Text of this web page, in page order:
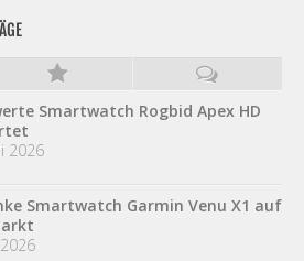
Smartwatch Rogbid Apex HD
2026
Smartwatch Garmin Venu X1 auf